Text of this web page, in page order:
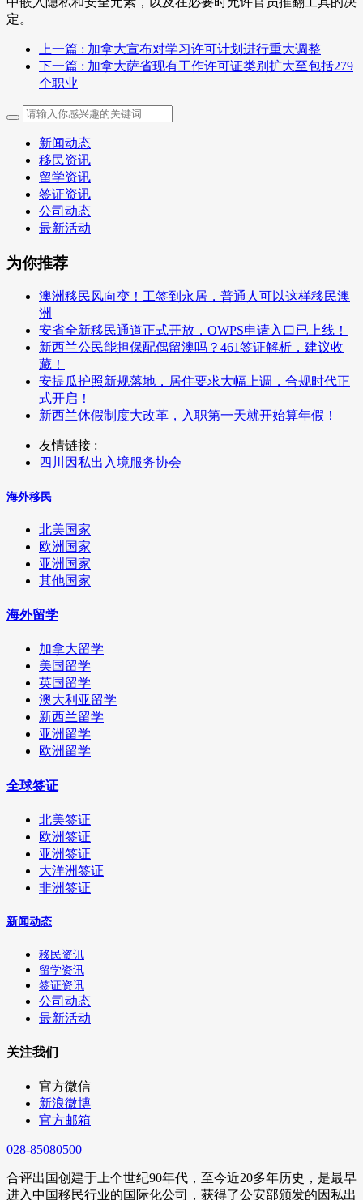
定。
上一篇 : 加拿大宣布对学习许可计划进行重大调整
下一篇 : 加拿大萨省现有工作许可证类别扩大至包括279
个职业
新闻动态
移民资讯
留学资讯
签证资讯
公司动态
最新活动
为你推荐
澳洲移民风向变！工签到永居，普通人可以这样移民澳
洲
安省全新移民通道正式开放，OWPS申请入口已上线！
新西兰公民能担保配偶留澳吗？461签证解析，建议收
藏！
安提瓜护照新规落地，居住要求大幅上调，合规时代正
式开启！
新西兰休假制度大改革，入职第一天就开始算年假！
友情链接 :
四川因私出入境服务协会
海外移民
北美国家
欧洲国家
亚洲国家
其他国家
海外留学
加拿大留学
美国留学
英国留学
澳大利亚留学
新西兰留学
亚洲留学
欧洲留学
全球签证
北美签证
欧洲签证
亚洲签证
大洋洲签证
非洲签证
新闻动态
移民资讯
留学资讯
签证资讯
公司动态
最新活动
关注我们
官方微信
新浪微博
官方邮箱
028-85080500
合评出国创建于上个世纪90年代，至今近20多年历史，是最早
进入中国移民行业的国际化公司，获得了公安部颁发的因私出